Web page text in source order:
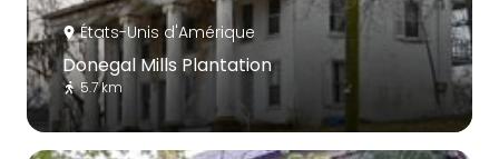
États-Unis d'Amérique
Donegal Mills Plantation
5.7 km